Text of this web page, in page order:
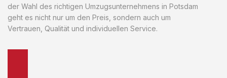
der Wahl des richtigen Umzugsunternehmens in Potsdam
geht es nicht nur um den Preis, sondern auch um
Vertrauen, Qualität und individuellen Service.